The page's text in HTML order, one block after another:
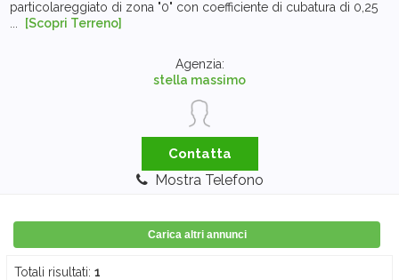
particolareggiato di zona "0" con coefficiente di cubatura di 0,25
[Scopri Terreno]
Agenzia:
stella massimo
Contatta
Mostra Telefono
Carica altri annunci
Totali risultati: 1